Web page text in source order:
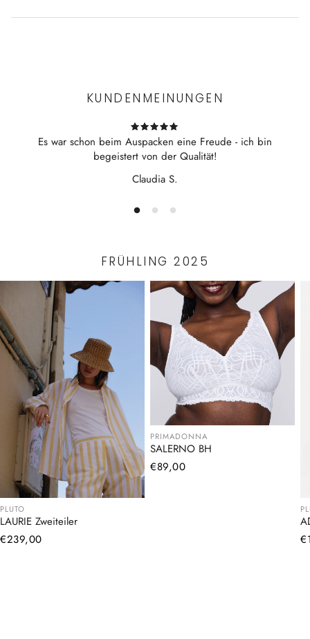
KUNDENMEINUNGEN
Es war schon beim Auspacken eine Freude - ich bin
begeistert von der Qualität!
Claudia S.
FRÜHLING 2025
PLUTO
LAURIE Zweiteiler
Normaler
€239,00
PRIMADONNA
SALERNO BH
Normaler
€89,00